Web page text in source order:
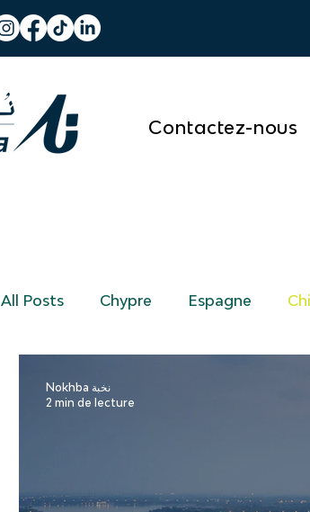
Contactez-nous
All Posts Chypre Espagne
Nokhba نخبة
2 min de lecture